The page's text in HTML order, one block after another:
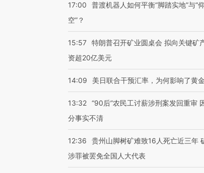
17:00
普渡机器人如何平衡“脚踏实地”与“
空”？
15:57 特朗普召开矿业圆桌会 拟向关键矿
资超20亿美元
14:09 美日联合干预汇率，为何影响了黄金
13:32 “90后”农民工讨薪涉刑案发回重审
分事实不清
12:36
贵州山脚树矿难致16人死亡近三年
涉罪被罢免全国人大代表